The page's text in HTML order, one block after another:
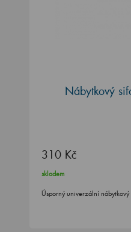
Nábytkový
310 Kč
skladem
Úsporný univerzální nábytkový